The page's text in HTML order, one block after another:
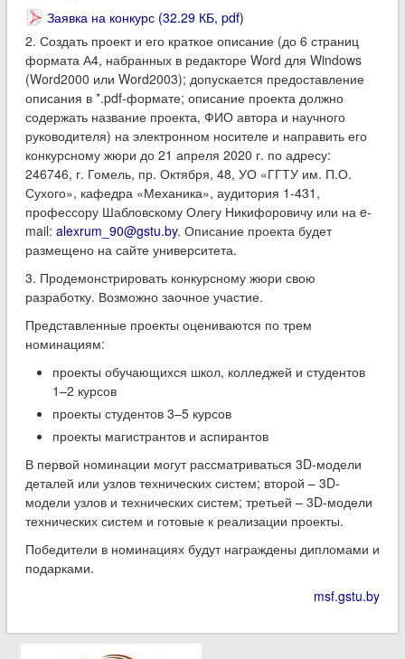
Заявка на конкурс (32.29 КБ, pdf)
2. Создать проект и его краткое описание (до 6 страниц
формата А4, набранных в редакторе Word для Windows
(Word2000 или Word2003); допускается предоставление
описания в *.pdf-формате; описание проекта должно
содержать название проекта, ФИО автора и научного
руководителя) на электронном носителе и направить его
конкурсному жюри до 21 апреля 2020 г. по адресу:
246746, г. Гомель, пр. Октября, 48, УО «ГГТУ им. П.О.
Сухого», кафедра «Механика», аудитория 1-431,
профессору Шабловскому Олегу Никифоровичу или на e-
mail: alexrum_90@gstu.by. Описание проекта будет
размещено на сайте университета.
3. Продемонстрировать конкурсному жюри свою
разработку. Возможно заочное участие.
Представленные проекты оцениваются по трем
номинациям:
проекты обучающихся школ, колледжей и студентов
1–2 курсов
проекты студентов 3–5 курсов
проекты магистрантов и аспирантов
В первой номинации могут рассматриваться 3D-модели
деталей или узлов технических систем; второй – 3D-
модели узлов и технических систем; третьей – 3D-модели
технических систем и готовые к реализации проекты.
Победители в номинациях будут награждены дипломами и
подарками.
msf.gstu.by